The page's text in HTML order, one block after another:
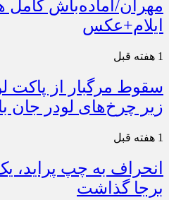
مهران/آماده‌باش کامل
ایلام+عکس
1 هفته قبل
سقوط مرگبار از پاکت
زیر چرخ‌های لودر جان
1 هفته قبل
انحراف به چپ
برجا گذاشت